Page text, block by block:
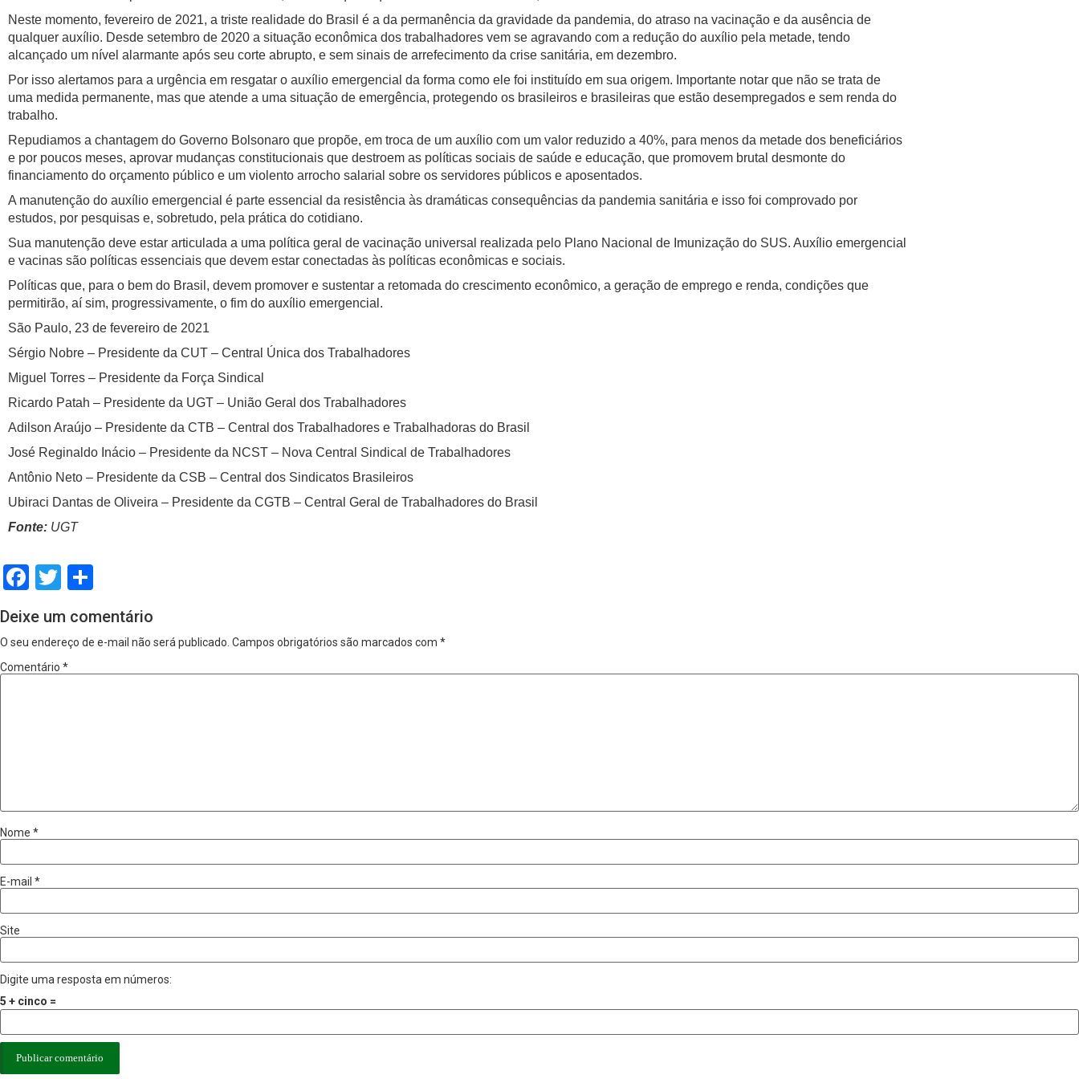
Neste momento, fevereiro de 2021, a triste realidade do Brasil é a da permanência da gravidade da pandemia, do atraso na vacinação e da ausência de
qualquer auxílio. Desde setembro de 2020 a situação econômica dos trabalhadores vem se agravando com a redução do auxílio pela metade, tendo
alcançado um nível alarmante após seu corte abrupto, e sem sinais de arrefecimento da crise sanitária, em dezembro.
Por isso alertamos para a urgência em resgatar o auxílio emergencial da forma como ele foi instituído em sua origem. Importante notar que não se trata de
uma medida permanente, mas que atende a uma situação de emergência, protegendo os brasileiros e brasileiras que estão desempregados e sem renda do
trabalho.
Repudiamos a chantagem do Governo Bolsonaro que propõe, em troca de um auxílio com um valor reduzido a 40%, para menos da metade dos beneficiários
e por poucos meses, aprovar mudanças constitucionais que destroem as políticas sociais de saúde e educação, que promovem brutal desmonte do
financiamento do orçamento público e um violento arrocho salarial sobre os servidores públicos e aposentados.
A manutenção do auxílio emergencial é parte essencial da resistência às dramáticas consequências da pandemia sanitária e isso foi comprovado por
estudos, por pesquisas e, sobretudo, pela prática do cotidiano.
Sua manutenção deve estar articulada a uma política geral de vacinação universal realizada pelo Plano Nacional de Imunização do SUS. Auxílio emergencial
e vacinas são políticas essenciais que devem estar conectadas às políticas econômicas e sociais.
Políticas que, para o bem do Brasil, devem promover e sustentar a retomada do crescimento econômico, a geração de emprego e renda, condições que
permitirão, aí sim, progressivamente, o fim do auxílio emergencial.
São Paulo, 23 de fevereiro de 2021
Sérgio Nobre – Presidente da CUT – Central Única dos Trabalhadores
Miguel Torres – Presidente da Força Sindical
Ricardo Patah – Presidente da UGT – União Geral dos Trabalhadores
Adilson Araújo – Presidente da CTB – Central dos Trabalhadores e Trabalhadoras do Brasil
José Reginaldo Inácio – Presidente da NCST – Nova Central Sindical de Trabalhadores
Antônio Neto – Presidente da CSB – Central dos Sindicatos Brasileiros
Ubiraci Dantas de Oliveira – Presidente da CGTB – Central Geral de Trabalhadores do Brasil
Fonte: UGT
Facebook
Twitter
Deixe um comentário
O seu endereço de e-mail não será publicado. Campos obrigatórios são marcados com *
Comentário *
Nome *
E-mail *
Site
Digite uma resposta em números:
5 + cinco =